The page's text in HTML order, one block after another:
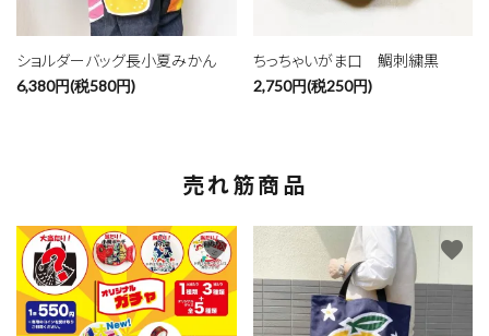
ショルダーバッグ長小夏みかん
6,380円(税580円)
ちっちゃいがま口 鯛刺繍黒
2,750円(税250円)
売れ筋商品
favorite favorite